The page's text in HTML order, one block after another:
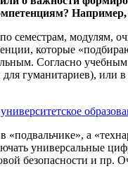
Например,
семестрам,
которые
Согласно
гуманитариев), или в
«подвальчике», а
универсальные
безопасности и пр.